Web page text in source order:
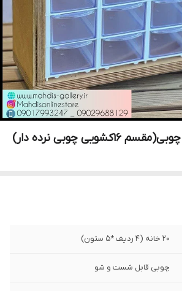
20 خانه (4 ردیف *5 ستون)
چوبی قابل شست و شو